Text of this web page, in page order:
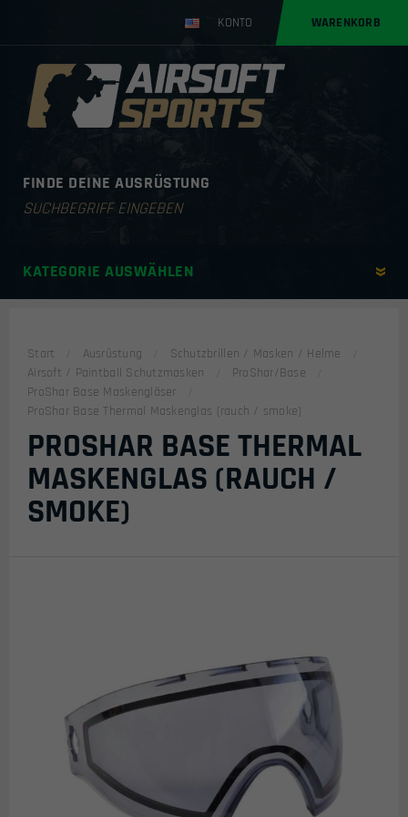
KONTO WARENKORB
FINDE DEINE AUSRÜSTUNG
Products
KATEGORIE AUSWÄHLEN
Start Ausrüstung
Schutzbrillen / Masken / Helme
Airsoft / Paintball Schutzmasken
ProShar/Base
ProShar Base Maskengläser
ProShar Base Thermal Maskenglas (rauch / smoke)
PROSHAR BASE THERMAL
MASKENGLAS (RAUCH /
SMOKE)